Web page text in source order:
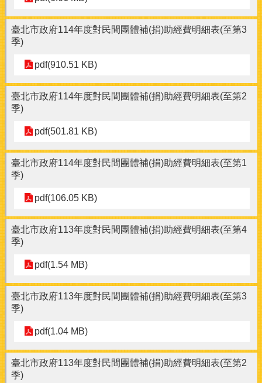
臺北市政府114年度對民間團體補(捐)助經費明細表(至第3
季)
pdf(910.51 KB)
臺北市政府114年度對民間團體補(捐)助經費明細表(至第2
季)
pdf(501.81 KB)
臺北市政府114年度對民間團體補(捐)助經費明細表(至第1
季)
pdf(106.05 KB)
臺北市政府113年度對民間團體補(捐)助經費明細表(至第4
季)
pdf(1.54 MB)
臺北市政府113年度對民間團體補(捐)助經費明細表(至第3
季)
pdf(1.04 MB)
臺北市政府113年度對民間團體補(捐)助經費明細表(至第2
季)